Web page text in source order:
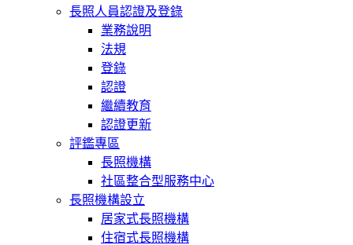
長照人員認證及登錄
業務說明
法規
登錄
認證
繼續教育
認證更新
評鑑專區
長照機構
社區整合型服務中心
長照機構設立
居家式長照機構
住宿式長照機構